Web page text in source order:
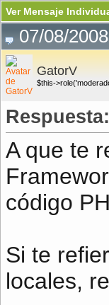
Ver Mensaje
07/08/
GatorV
$this-
A que te
código
Si te
locales,